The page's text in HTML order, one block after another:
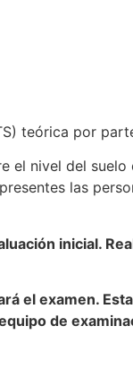
teórica por
el nivel del suelo
las
inicial.
el examen.
de